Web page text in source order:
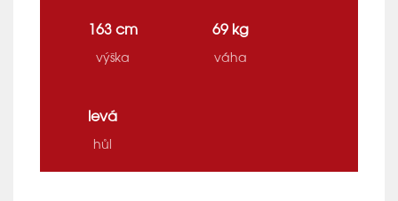
163 cm
výška
69 kg
váha
levá
hůl